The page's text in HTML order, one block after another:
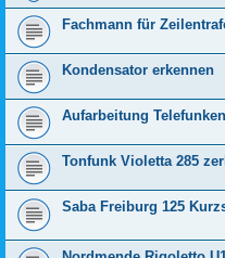
Fachmann für
Kondensator erkennen
Aufarbeitung
Tonfunk Violetta 285
Saba Freiburg 125